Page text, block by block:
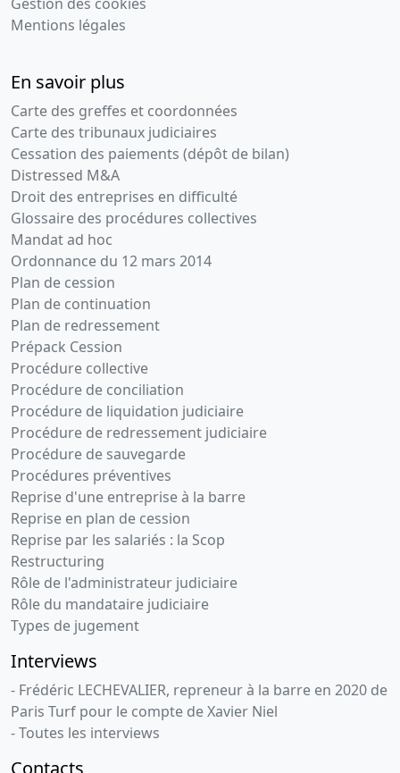
Mentions légales
En savoir plus
Carte des greffes et coordonnées
Carte des tribunaux judiciaires
Cessation des paiements (dépôt de bilan)
Distressed M&A
Droit des entreprises en difficulté
Glossaire des procédures collectives
Mandat ad hoc
Ordonnance du 12 mars 2014
Plan de cession
Plan de continuation
Plan de redressement
Prépack Cession
Procédure collective
Procédure de conciliation
Procédure de liquidation judiciaire
Procédure de redressement judiciaire
Procédure de sauvegarde
Procédures préventives
Reprise d'une entreprise à la barre
Reprise en plan de cession
Reprise par les salariés : la Scop
Restructuring
Rôle de l'administrateur judiciaire
Rôle du mandataire judiciaire
Types de jugement
Interviews
- Frédéric LECHEVALIER, repreneur à la barre en 2020 de
Paris Turf pour le compte de Xavier Niel
- Toutes les interviews
Contacts